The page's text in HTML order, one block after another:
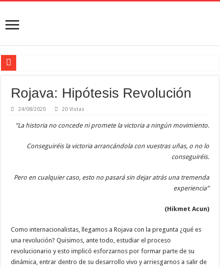
La apuesta del PKK por la paz encuentra la primera respuesta legal de Ankara
Comienza la segunda fase del proceso de paz en Turquía
Nueva iniciativa de sistema en Rojava
Rojava: Hipótesis Revolución
24/08/2020 20 Vistas
“La historia no concede ni promete la victoria a ningún movimiento.
Conseguiréis la victoria arrancándola con vuestras uñas, o no lo
conseguiréis.
Pero en cualquier caso, esto no pasará sin dejar atrás una tremenda
experiencia”
(Hikmet Acun)
Como internacionalistas, llegamos a Rojava con la pregunta ¿qué es
una revolución? Quisimos, ante todo, estudiar el proceso
revolucionario y esto implicó esforzarnos por formar parte de su
dinámica, entrar dentro de su desarrollo vivo y arriesgarnos a salir de